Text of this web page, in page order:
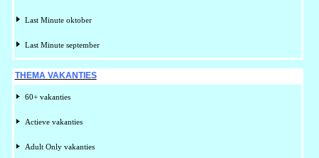
Last Minute oktober
Last Minute september
THEMA VAKANTIES
60+ vakanties
Actieve vakanties
Adult Only vakanties